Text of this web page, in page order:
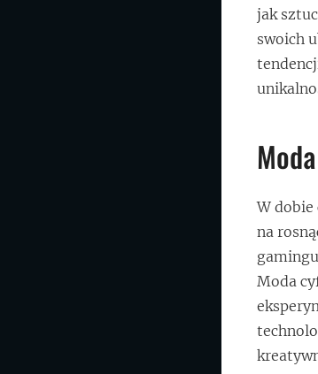
jak
swoich
W
na
Moda